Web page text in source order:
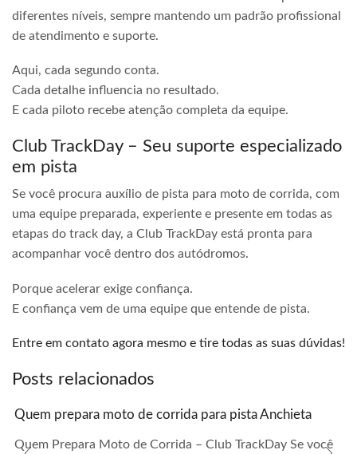
diferentes níveis, sempre mantendo um padrão profissional
de atendimento e suporte.
Aqui, cada segundo conta.
Cada detalhe influencia no resultado.
E cada piloto recebe atenção completa da equipe.
Club TrackDay – Seu suporte especializado
em pista
Se você procura auxílio de pista para moto de corrida, com
uma equipe preparada, experiente e presente em todas as
etapas do track day, a Club TrackDay está pronta para
acompanhar você dentro dos autódromos.
Porque acelerar exige confiança.
E confiança vem de uma equipe que entende de pista.
Entre em contato agora mesmo e tire todas as suas dúvidas!
Posts relacionados
Quem prepara moto de corrida para pista Anchieta
Quem Prepara Moto de Corrida – Club TrackDay Se você